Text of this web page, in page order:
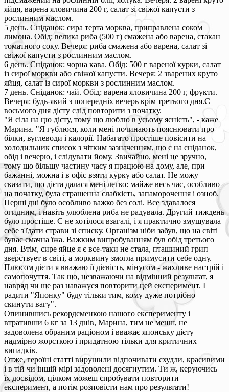
яйця, варена яловичина 200 г, салат зі свіжої капусти з
рослинним маслом.
5 день. Сніданок: сира терта морква, приправлена соком
лимона. Обід: велика риба (500 г) смажена або варена, стакан
томатного соку. Вечеря: риба смажена або варена, салат зі
свіжої капусти з рослинним маслом.
6 день. Сніданок: чорна кава. Обід: 500 г вареної курки, салат
із сирої моркви або свіжої капусти. Вечеря: 2 зварених круто
яйця, салат із сирої моркви з рослинним маслом.
7 день. Сніданок: чай. Обід: варена яловичина 200 г, фрукти.
Вечеря: будь-який з попередніх вечерь крім третього дня.С
восьмого дня дієту слід повторити з початку.
"Я сіла на цю дієту, тому що люблю в усьому ясність", - каже
Марина. "Я гублюся, коли мені починають пояснювати про
білки, вуглеводи і калорії. Набагато простіше повісити на
холодильник список з чітким зазначенням, що є на сніданок,
обід і вечерю, і слідувати йому. Звичайно, мені це зручно,
тому що більшу частину часу я працюю на дому, але, при
бажанні, можна і в офіс взяти курку або салат. Не можу
сказати, що дієта далася мені легко: майже весь час, особливо
на початку, була страшенна слабкість, запаморочення і озноб.
Перші дні було особливо важко без солі. Все здавалося
огидним, і навіть улюблена риба не радувала. Другий тиждень
було простіше. Є не хотілося взагалі, і я практично змушувала
себе з'їдати страви зі списку. Організм ніби забув, що на світі
буває смачна їжа. Важким випробуванням був обід третього
дня. Втім, сире яйце я є все-таки не стала, пташиний грип
зверствует в світі, а морквину змогла примусити себе одну.
Плюсом дієти я вважаю її дієвість, мінусом - жахливе настрій і
самопочуття. Так що, незважаючи на відмінний результат, я
навряд чи ще раз наважуся повторити цей експеримент. І
радити "Японку" буду тільки тим, кому дуже потрібно
скинути вагу".
Опинившись рекордсменкою нашого експерименту і
втративши 6 кг за 13 днів, Марина, тим не менш, не
задоволена обраним раціоном і вважає японську дієту
надмірно жорсткою і придатною тільки для критичних
випадків.
Отже, героїні статті вирушили відпочивати схудли, красивими
і в тій чи іншій мірі задоволені досягнутим. Ти ж, керуючись
їх досвідом, цілком можеш спробувати повторити
експеримент, а потім розповісти нам про результати!